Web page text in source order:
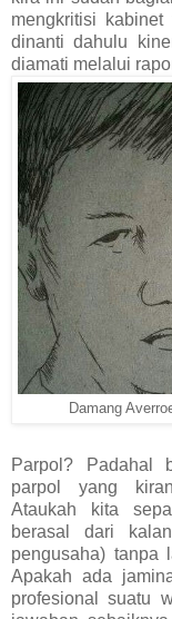
mengkritisi
dinanti dahulu
diamati melalui
Damang
Parpol? Padahal
parpol yang
Ataukah kita
berasal dari
pengusaha) tanpa
Apakah ada
profesional suatu